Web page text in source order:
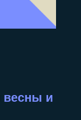
весны и